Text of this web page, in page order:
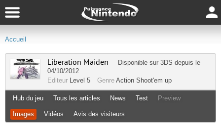
Accueil
Liberation Maiden Disponible sur 3DS depuis le
04/10/2012
Editeur Level 5 Genre Action Shoot'em up
Hub du jeu Tous les articles News Test Preview
Images Vidéos Avis des visiteurs